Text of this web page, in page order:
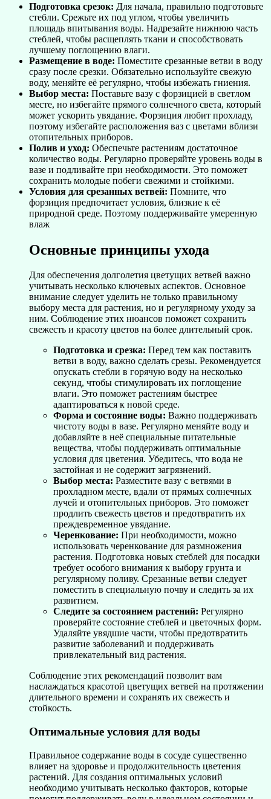
Подготовка срезок: Для начала, правильно подготовьте
стебли. Срежьте их под углом, чтобы увеличить
площадь впитывания воды. Надрезайте нижнюю часть
стеблей, чтобы расщеплять ткани и способствовать
лучшему поглощению влаги.
Размещение в воде: Поместите срезанные ветви в воду
сразу после срезки. Обязательно используйте свежую
воду, меняйте её регулярно, чтобы избежать гниения.
Выбор места: Поставьте вазу с форзицией в светлом
месте, но избегайте прямого солнечного света, который
может ускорить увядание. Форзиция любит прохладу,
поэтому избегайте расположения ваз с цветами вблизи
отопительных приборов.
Полив и уход: Обеспечьте растениям достаточное
количество воды. Регулярно проверяйте уровень воды в
вазе и подливайте при необходимости. Это поможет
сохранить молодые побеги свежими и стойкими.
Условия для срезанных ветвей: Помните, что
форзиция предпочитает условия, близкие к её
природной среде. Поэтому поддерживайте умеренную
влаж
Основные принципы ухода
Для обеспечения долголетия цветущих ветвей важно
учитывать несколько ключевых аспектов. Основное
внимание следует уделить не только правильному
выбору места для растения, но и регулярному уходу за
ним. Соблюдение этих нюансов поможет сохранить
свежесть и красоту цветов на более длительный срок.
Подготовка и срезка: Перед тем как поставить
ветви в воду, важно сделать срезы. Рекомендуется
опускать стебли в горячую воду на несколько
секунд, чтобы стимулировать их поглощение
влаги. Это поможет растениям быстрее
адаптироваться к новой среде.
Форма и состояние воды: Важно поддерживать
чистоту воды в вазе. Регулярно меняйте воду и
добавляйте в неё специальные питательные
вещества, чтобы поддерживать оптимальные
условия для цветения. Убедитесь, что вода не
застойная и не содержит загрязнений.
Выбор места: Разместите вазу с ветвями в
прохладном месте, вдали от прямых солнечных
лучей и отопительных приборов. Это поможет
продлить свежесть цветов и предотвратить их
преждевременное увядание.
Черенкование: При необходимости, можно
использовать черенкование для размножения
растения. Подготовка новых стеблей для посадки
требует особого внимания к выбору грунта и
регулярному поливу. Срезанные ветви следует
поместить в специальную почву и следить за их
развитием.
Следите за состоянием растений: Регулярно
проверяйте состояние стеблей и цветочных форм.
Удаляйте увядшие части, чтобы предотвратить
развитие заболеваний и поддерживать
привлекательный вид растения.
Соблюдение этих рекомендаций позволит вам
наслаждаться красотой цветущих ветвей на протяжении
длительного времени и сохранять их свежесть и
стойкость.
Оптимальные условия для воды
Правильное содержание воды в сосуде существенно
влияет на здоровье и продолжительность цветения
растений. Для создания оптимальных условий
необходимо учитывать несколько факторов, которые